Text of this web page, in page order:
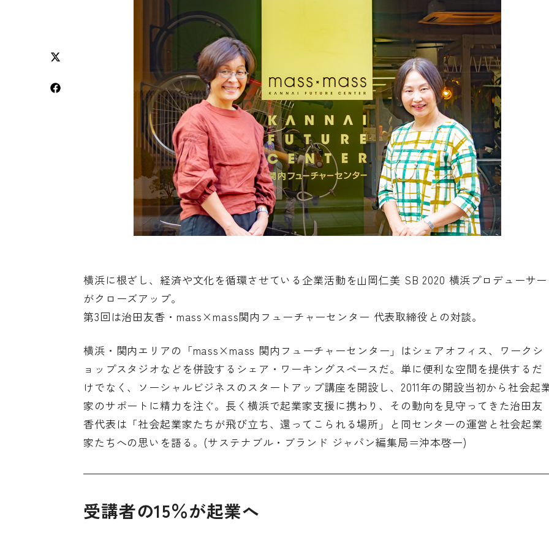
横浜に根ざし、経済や文化を循環させている企業活動を山岡仁美 SB 2020 横浜プロデューサー
がクローズアップ。
第3回は治田友香・mass×mass関内フューチャーセンター 代表取締役との対談。
横浜・関内エリアの「mass×mass 関内フューチャーセンター」はシェアオフィス、ワークシ
ョップスタジオなどを併設するシェア・ワーキングスペースだ。単に便利な空間を提供するだ
けでなく、ソーシャルビジネスのスタートアップ講座を開設し、2011年の開設当初から社会起
家のサポートに精力を注ぐ。長く横浜で起業家支援に携わり、その動向を見守ってきた治田友
香代表は「社会起業家たちが飛び立ち、還ってこられる場所」と同センターの運営と社会起業
家たちへの思いを語る。(サステナブル・ブランド ジャパン編集局＝沖本啓一)
受講者の15％が起業へ